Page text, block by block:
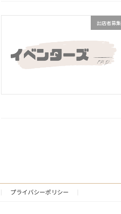
出店者募集
ナ
ビプライバシーポリシー